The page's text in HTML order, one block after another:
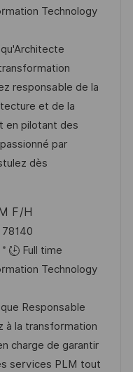
Technology
responsable de la
et de la
en pilotant des
par
dès
F/H
78140
Full time
Technology
Responsable
à la transformation
charge de garantir
services PLM tout